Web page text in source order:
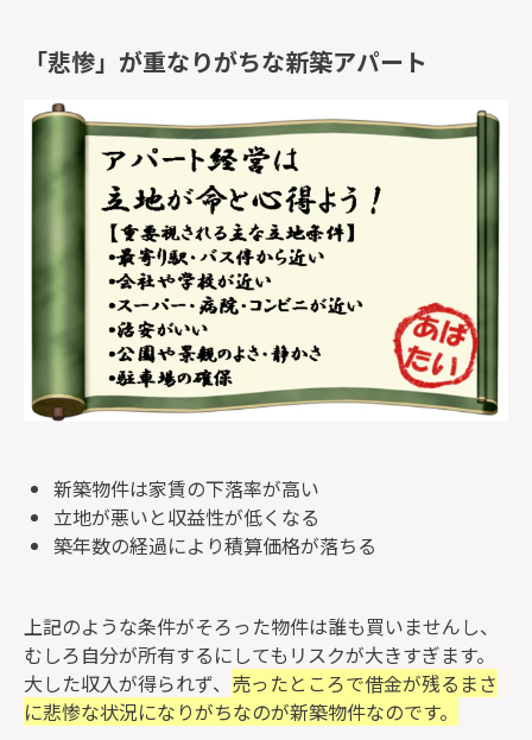
「悲惨」が重なりがちな新築アパート
新築物件は家賃の下落率が高い
立地が悪いと収益性が低くなる
築年数の経過により積算価格が落ちる
上記のような条件がそろった物件は誰も買いませんし、
むしろ自分が所有するにしてもリスクが大きすぎます。
大した収入が得られず、 売ったところで借金が残るまさ
に悲惨な状況になりがちなのが新築物件なのです。